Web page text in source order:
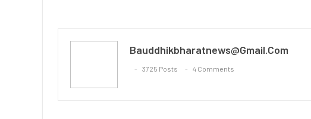
Bauddhikbharatnews@gmail.com
3725 Posts 4 Comments